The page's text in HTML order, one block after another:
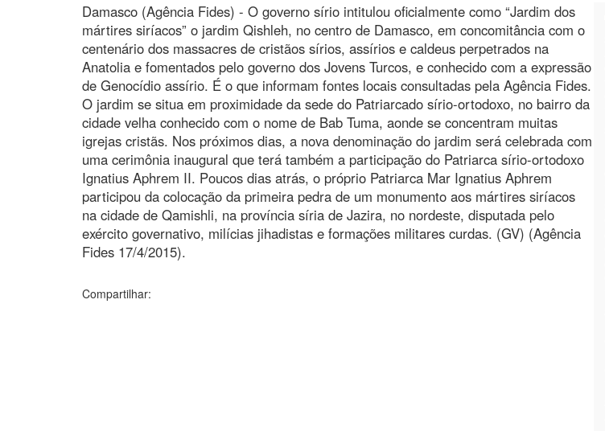
Damasco (Agência Fides) - O governo sírio intitulou oficialmente como “Jardim dos
mártires siríacos” o jardim Qishleh, no centro de Damasco, em concomitância com o
centenário dos massacres de cristãos sírios, assírios e caldeus perpetrados na
Anatolia e fomentados pelo governo dos Jovens Turcos, e conhecido com a expressão
de Genocídio assírio. É o que informam fontes locais consultadas pela Agência Fides.
O jardim se situa em proximidade da sede do Patriarcado sírio-ortodoxo, no bairro da
cidade velha conhecido com o nome de Bab Tuma, aonde se concentram muitas
igrejas cristãs. Nos próximos dias, a nova denominação do jardim será celebrada com
uma cerimônia inaugural que terá também a participação do Patriarca sírio-ortodoxo
Ignatius Aphrem II. Poucos dias atrás, o próprio Patriarca Mar Ignatius Aphrem
participou da colocação da primeira pedra de um monumento aos mártires siríacos
na cidade de Qamishli, na província síria de Jazira, no nordeste, disputada pelo
exército governativo, milícias jihadistas e formações militares curdas. (GV) (Agência
Fides 17/4/2015).
Compartilhar: